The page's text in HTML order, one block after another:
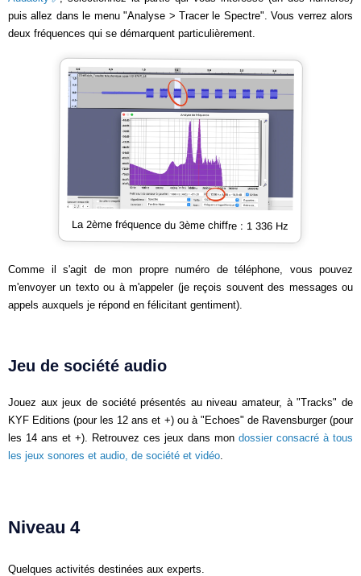
puis allez dans le menu "Analyse > Tracer le Spectre". Vous verrez alors
deux fréquences qui se démarquent particulièrement.
La 2ème fréquence du 3ème chiffre : 1 336 Hz
Comme il s'agit de mon propre numéro de téléphone, vous pouvez
m'envoyer un texto ou à m'appeler (je reçois souvent des messages ou
appels auxquels je répond en félicitant gentiment).
Jeu de société audio
Jouez aux jeux de société présentés au niveau amateur, à "Tracks" de
KYF Editions (pour les 12 ans et +) ou à "Echoes" de Ravensburger (pour
les 14 ans et +). Retrouvez ces jeux dans mon dossier consacré à tous
les jeux sonores et audio, de société et vidéo
Niveau 4
Quelques activités destinées aux experts.